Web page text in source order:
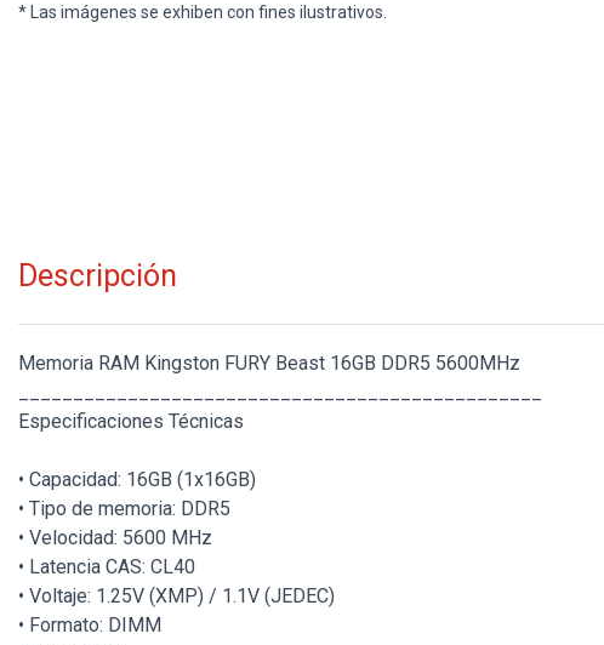
* Las imágenes se exhiben con fines ilustrativos.
Descripción
Memoria RAM Kingston FURY Beast 16GB DDR5 5600MHz
Especificaciones Técnicas
• Capacidad: 16GB (1x16GB)
• Tipo de memoria: DDR5
• Velocidad: 5600 MHz
• Latencia CAS: CL40
• Voltaje: 1.25V (XMP) / 1.1V (JEDEC)
• Formato: DIMM